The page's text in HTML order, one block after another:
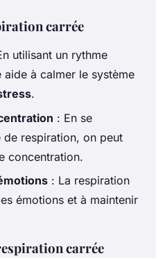
carrée
utilisant un rythme
à calmer le système
.
: En se
respiration, on peut
concentration.
: La respiration
émotions et à maintenir
carrée